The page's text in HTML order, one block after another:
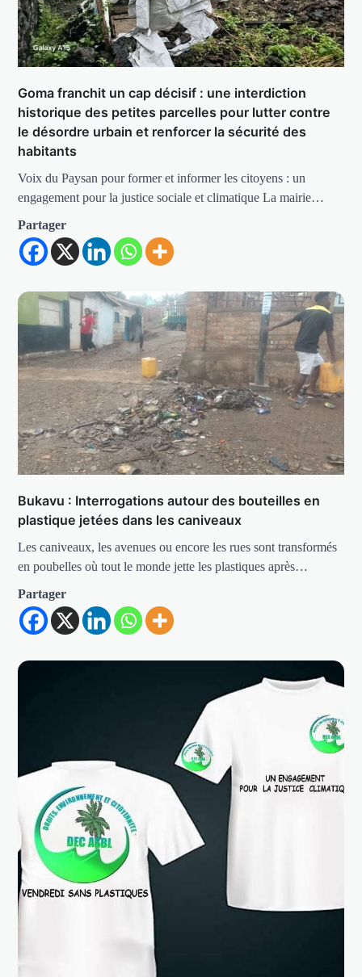
Goma franchit un cap décisif : une interdiction
historique des petites parcelles pour lutter contre
le désordre urbain et renforcer la sécurité des
habitants
Voix du Paysan pour former et informer les citoyens : un
engagement pour la justice sociale et climatique La mairie…
Partager
Bukavu : Interrogations autour des bouteilles en
plastique jetées dans les caniveaux
Les caniveaux, les avenues ou encore les rues sont transformés
en poubelles où tout le monde jette les plastiques après…
Partager